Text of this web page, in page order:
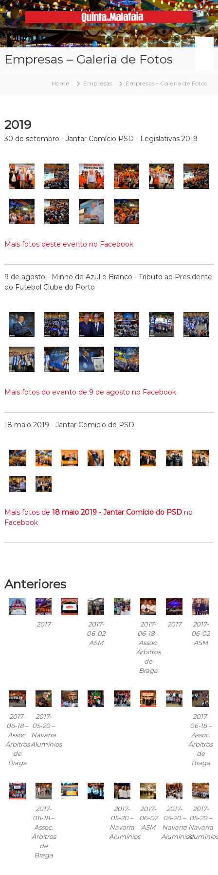
Skip
to
content
Malafaia
O
maior
arraial
minhoto
Empresas – Galeria de Fotos
Home Empresas Empresas – Galeria de Fotos
2019
30 de setembro - Jantar Comício PSD - Legislativas 2019
Mais fotos deste evento no Facebook
9 de agosto - Minho de Azul e Branco - Tributo ao Presidente
do Futebol Clube do Porto
Mais fotos do evento de 9 de agosto no Facebook
18 maio 2019 - Jantar Comício do PSD
Mais fotos de 18 maio 2019 - Jantar Comício do PSDno
Facebook
Anteriores
2017
2017-
06-02
ASM
2017-
06-18 –
Assoc.
Árbitros
de
Braga
2017
2017-
06-02
ASM
2017-
06-18 –
Assoc.
Árbitros
de
Braga
2017-
05-20 –
Navarra
Alumínios
2017-
06-18 –
Assoc.
Árbitros
de
Braga
2017-
06-18 –
Assoc.
Árbitros
de
Braga
2017-
05-20 –
Navarra
Alumínios
2017-
06-02
ASM
2017-
05-20 –
Navarra
Alumínios
2017-
05-20 –
Navarra